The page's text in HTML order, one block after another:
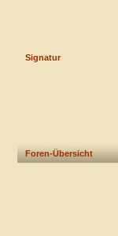
Signatur
Foren-Übersicht